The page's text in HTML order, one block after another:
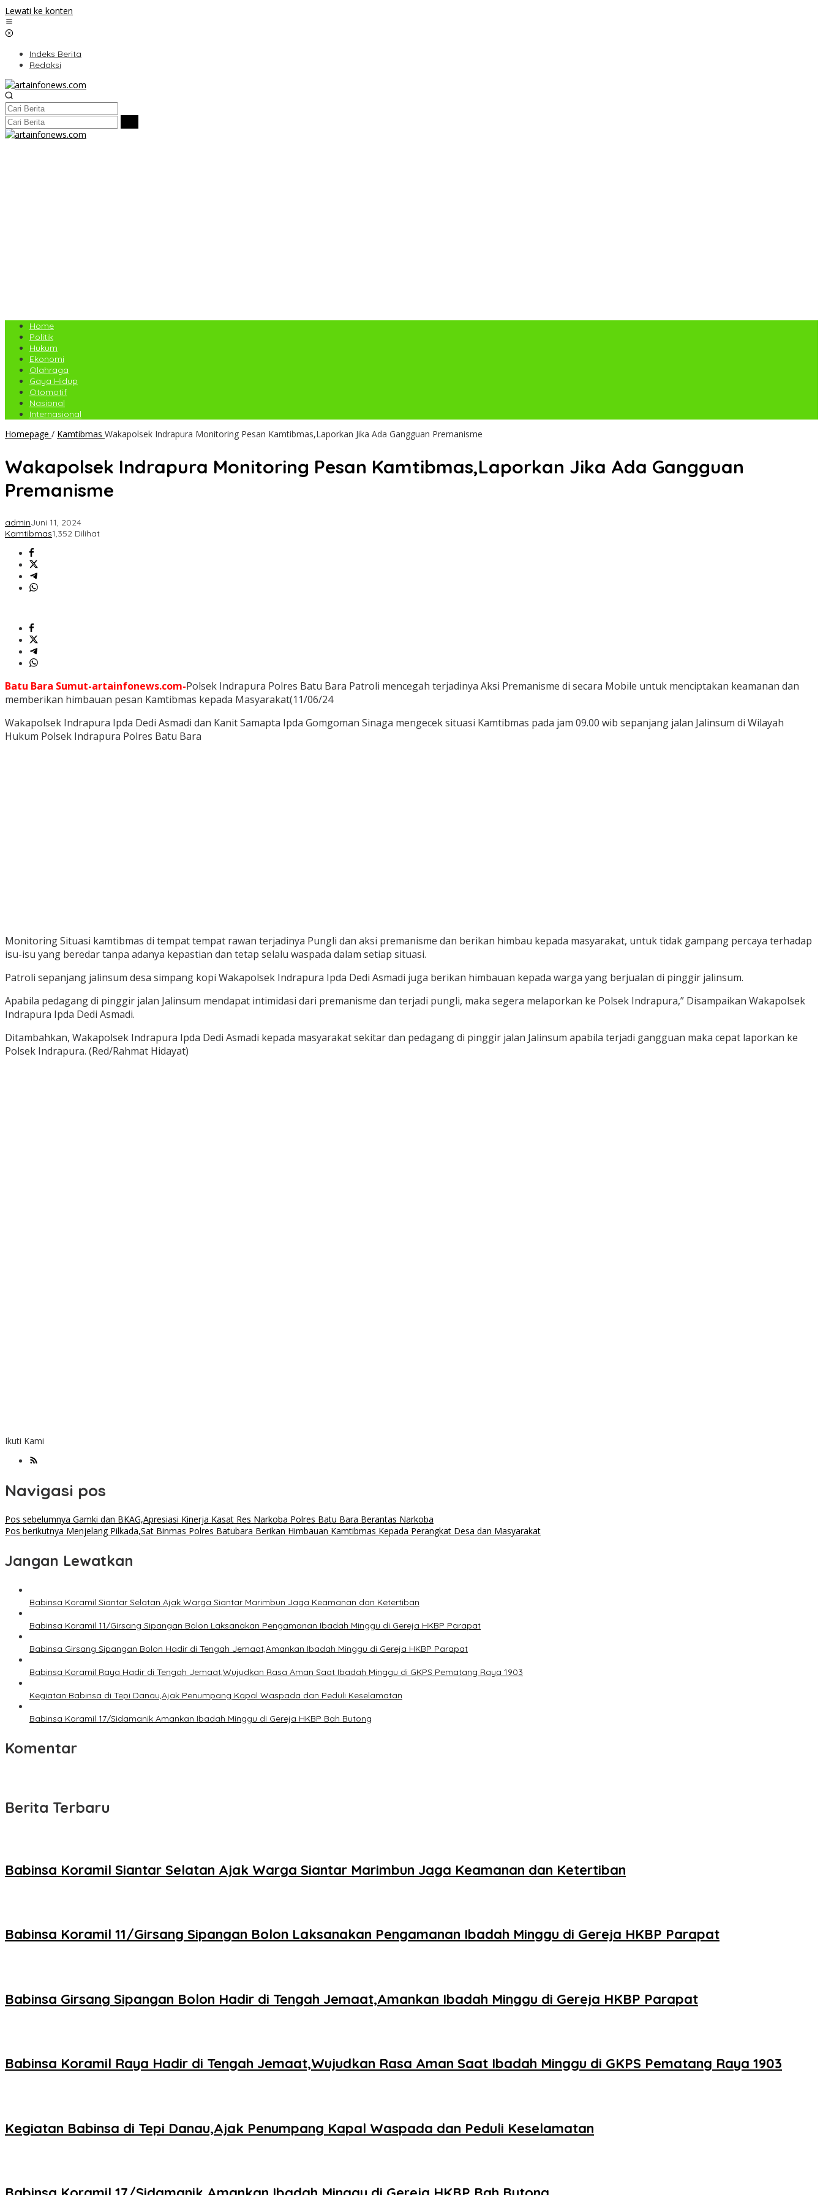
Lewati ke konten
Indeks Berita
Redaksi
Home
Politik
Hukum
Ekonomi
Olahraga
Gaya Hidup
Otomotif
Nasional
Internasional
Homepage / Kamtibmas Wakapolsek Indrapura Monitoring Pesan Kamtibmas,Laporkan Jika Ada Gangguan Premanisme
Wakapolsek Indrapura Monitoring Pesan Kamtibmas,Laporkan Jika Ada Gangguan
Premanisme
adminJuni 11, 2024
Kamtibmas1,352 Dilihat
Batu Bara Sumut-artainfonews.com-Polsek Indrapura Polres Batu Bara Patroli mencegah terjadinya Aksi Premanisme di secara Mobile untuk menciptakan keamanan dan
memberikan himbauan pesan Kamtibmas kepada Masyarakat(11/06/24
Wakapolsek Indrapura Ipda Dedi Asmadi dan Kanit Samapta Ipda Gomgoman Sinaga mengecek situasi Kamtibmas pada jam 09.00 wib sepanjang jalan Jalinsum di Wilayah
Hukum Polsek Indrapura Polres Batu Bara
Monitoring Situasi kamtibmas di tempat tempat rawan terjadinya Pungli dan aksi premanisme dan berikan himbau kepada masyarakat, untuk tidak gampang percaya terhadap
isu-isu yang beredar tanpa adanya kepastian dan tetap selalu waspada dalam setiap situasi.
Patroli sepanjang jalinsum desa simpang kopi Wakapolsek Indrapura Ipda Dedi Asmadi juga berikan himbauan kepada warga yang berjualan di pinggir jalinsum.
Apabila pedagang di pinggir jalan Jalinsum mendapat intimidasi dari premanisme dan terjadi pungli, maka segera melaporkan ke Polsek Indrapura,” Disampaikan Wakapolsek
Indrapura Ipda Dedi Asmadi.
Ditambahkan, Wakapolsek Indrapura Ipda Dedi Asmadi kepada masyarakat sekitar dan pedagang di pinggir jalan Jalinsum apabila terjadi gangguan maka cepat laporkan ke
Polsek Indrapura. (Red/Rahmat Hidayat)
Ikuti Kami
Navigasi pos
Pos sebelumnya Gamki dan BKAG,Apresiasi Kinerja Kasat Res Narkoba Polres Batu Bara Berantas Narkoba
Pos berikutnya Menjelang Pilkada,Sat Binmas Polres Batubara Berikan Himbauan Kamtibmas Kepada Perangkat Desa dan Masyarakat
Jangan Lewatkan
Babinsa Koramil Siantar Selatan Ajak Warga Siantar Marimbun Jaga Keamanan dan Ketertiban
Babinsa Koramil 11/Girsang Sipangan Bolon Laksanakan Pengamanan Ibadah Minggu di Gereja HKBP Parapat
Babinsa Girsang Sipangan Bolon Hadir di Tengah Jemaat,Amankan Ibadah Minggu di Gereja HKBP Parapat
Babinsa Koramil Raya Hadir di Tengah Jemaat,Wujudkan Rasa Aman Saat Ibadah Minggu di GKPS Pematang Raya 1903
Kegiatan Babinsa di Tepi Danau,Ajak Penumpang Kapal Waspada dan Peduli Keselamatan
Babinsa Koramil 17/Sidamanik Amankan Ibadah Minggu di Gereja HKBP Bah Butong
Komentar
Berita Terbaru
Babinsa Koramil Siantar Selatan Ajak Warga Siantar Marimbun Jaga Keamanan dan Ketertiban
Babinsa Koramil 11/Girsang Sipangan Bolon Laksanakan Pengamanan Ibadah Minggu di Gereja HKBP Parapat
Babinsa Girsang Sipangan Bolon Hadir di Tengah Jemaat,Amankan Ibadah Minggu di Gereja HKBP Parapat
Babinsa Koramil Raya Hadir di Tengah Jemaat,Wujudkan Rasa Aman Saat Ibadah Minggu di GKPS Pematang Raya 1903
Kegiatan Babinsa di Tepi Danau,Ajak Penumpang Kapal Waspada dan Peduli Keselamatan